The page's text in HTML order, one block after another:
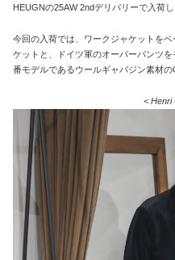
HEUGNの25AW 2ndデリバリーで入荷
今回の入荷では、ワークジャケットを
ケットと、ドイツ軍のオーバーパンツ
番モデルであるウールギャバジン素材の
< Henri